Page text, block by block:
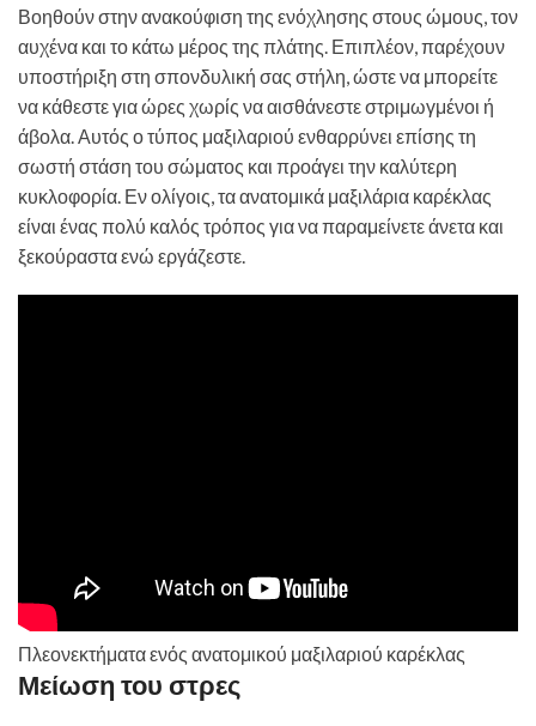
Βοηθούν στην ανακούφιση της ενόχλησης στους ώμους, τον
αυχένα και το κάτω μέρος της πλάτης. Επιπλέον, παρέχουν
υποστήριξη στη σπονδυλική σας στήλη, ώστε να μπορείτε
να κάθεστε για ώρες χωρίς να αισθάνεστε στριμωγμένοι ή
άβολα. Αυτός ο τύπος μαξιλαριού ενθαρρύνει επίσης τη
σωστή στάση του σώματος και προάγει την καλύτερη
κυκλοφορία. Εν ολίγοις, τα ανατομικά μαξιλάρια καρέκλας
είναι ένας πολύ καλός τρόπος για να παραμείνετε άνετα και
ξεκούραστα ενώ εργάζεστε.
Πλεονεκτήματα ενός ανατομικού μαξιλαριού καρέκλας
Μείωση του στρες